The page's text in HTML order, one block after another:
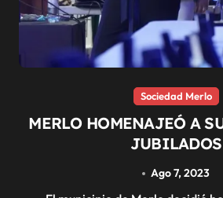
Sociedad Merlo
MERLO HOMENAJEÓ A
JUBILADOS
Ago 7, 2023